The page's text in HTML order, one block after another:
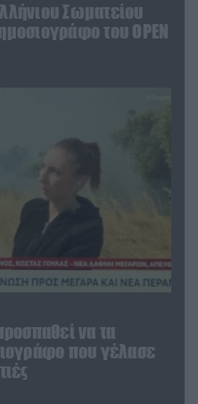
Σωματείου
του OPEN
να τα
που γέλασε